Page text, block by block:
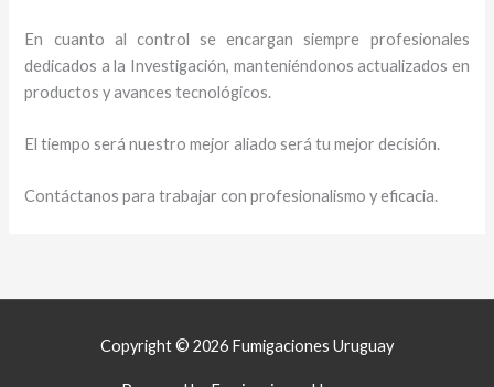
En cuanto al control se encargan siempre profesionales
dedicados a la Investigación, manteniéndonos actualizados en
productos y avances tecnológicos.
El tiempo será nuestro mejor aliado será tu mejor decisión.
Contáctanos para trabajar con profesionalismo y eficacia.
Copyright © 2026 Fumigaciones Uruguay